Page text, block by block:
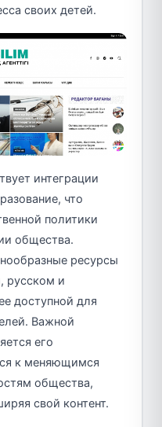
своих детей.
интеграции
что
политики
общества.
ресурсы
русском и
доступной для
Важной
его
к меняющимся
общества,
свой контент.